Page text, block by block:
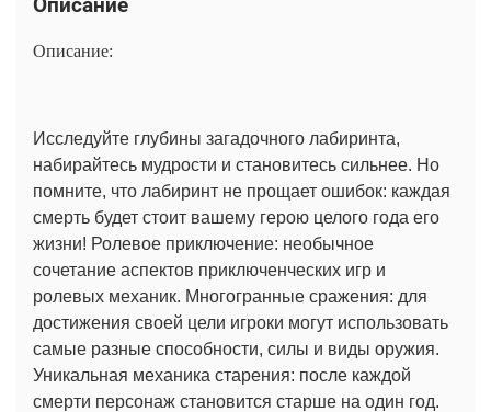
Описание:
Исследуйте глубины загадочного лабиринта,
набирайтесь мудрости и становитесь сильнее. Но
помните, что лабиринт не прощает ошибок: каждая
смерть будет стоит вашему герою целого года его
жизни! Ролевое приключение: необычное
сочетание аспектов приключенческих игр и
ролевых механик. Многогранные сражения: для
достижения своей цели игроки могут использовать
самые разные способности, силы и виды оружия.
Уникальная механика старения: после каждой
смерти персонаж становится старше на один год.